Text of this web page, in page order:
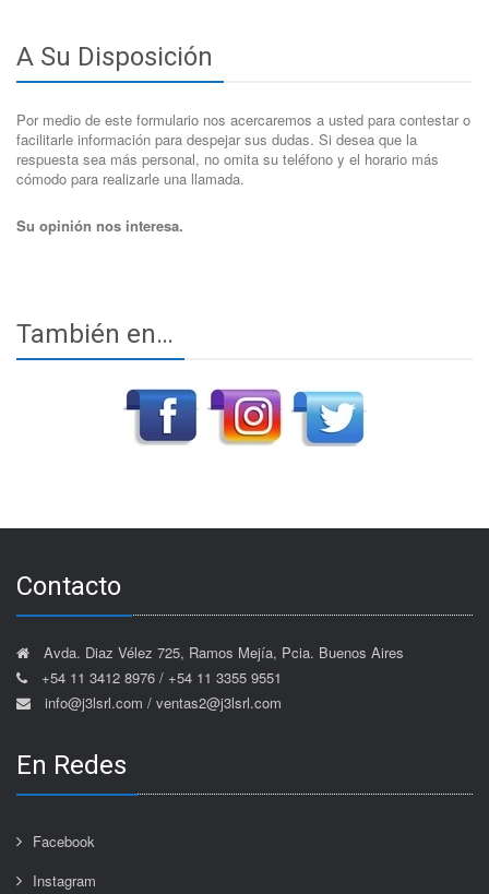
A Su Disposición
Por medio de este formulario nos acercaremos a usted para contestar o
facilitarle información para despejar sus dudas. Si desea que la
respuesta sea más personal, no omita su teléfono y el horario más
cómodo para realizarle una llamada.
Su opinión nos interesa.
También en…
Contacto
Avda. Diaz Vélez 725, Ramos Mejía, Pcia. Buenos Aires
+54 11 3412 8976 / +54 11 3355 9551
info@j3lsrl.com / ventas2@j3lsrl.com
En Redes
Facebook
Instagram